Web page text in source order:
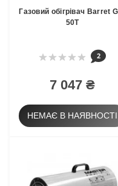
Газовий обігрівач Barret
50T
2
7 047 ₴
НЕМАЄ В НАЯВНОСТІ